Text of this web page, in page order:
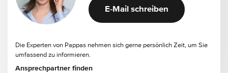
E-Mail schreiben
Die Experten von Pappas nehmen sich gerne persönlich Zeit, um Sie
umfassend zu informieren.
Ansprechpartner finden